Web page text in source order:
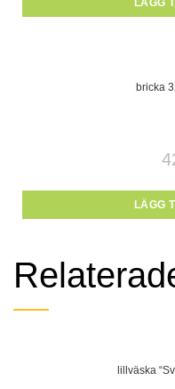
LÄGG
bricka
LÄGG
lillväska